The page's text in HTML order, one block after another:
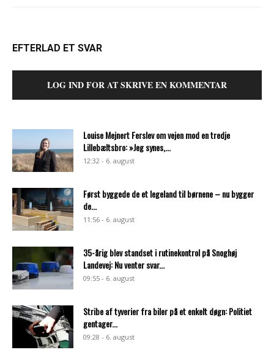
EFTERLAD ET SVAR
LOG IND FOR AT SKRIVE EN KOMMENTAR
Louise Mejnert Ferslev om vejen mod en tredje
Lillebæltsbro: »Jeg synes,...
12:32 - 6. august
Først byggede de et legeland til børnene – nu bygger
de...
11:56 - 6. august
35-årig blev standset i rutinekontrol på Snoghøj
Landevej: Nu venter svar...
09:55 - 6. august
Stribe af tyverier fra biler på et enkelt døgn: Politiet
gentager...
09:28 - 6. august